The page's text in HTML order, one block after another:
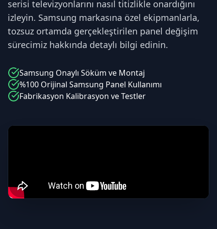
serisi televizyonlarını nasıl titizlikle onardığını
izleyin. Samsung markasına özel ekipmanlarla,
tozsuz ortamda gerçekleştirilen panel değişim
sürecimiz hakkında detaylı bilgi edinin.
Samsung Onaylı Söküm ve Montaj
%100 Orijinal Samsung Panel Kullanımı
Fabrikasyon Kalibrasyon ve Testler